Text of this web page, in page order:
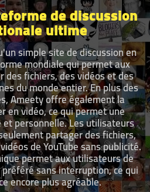
de discussion
ultime
simple site de discussion en
mondiale qui permet aux
fichiers, des vidéos et des
du monde entier. En plus des
Ameety offre également la
en vidéo, ce qui permet une
personnelle. Les utilisateurs
partager des fichiers,
de YouTube sans publicité.
permet aux utilisateurs de
sans interruption, ce qui
encore plus agréable.